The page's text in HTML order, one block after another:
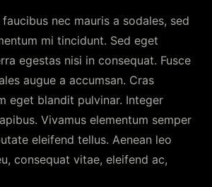
nec mauris a sodales, sed
mi tincidunt. Sed eget
egestas nisi in consequat. Fusce
augue a accumsan. Cras
eget blandit pulvinar. Integer
Vivamus elementum semper
eleifend tellus. Aenean leo
consequat vitae, eleifend ac,